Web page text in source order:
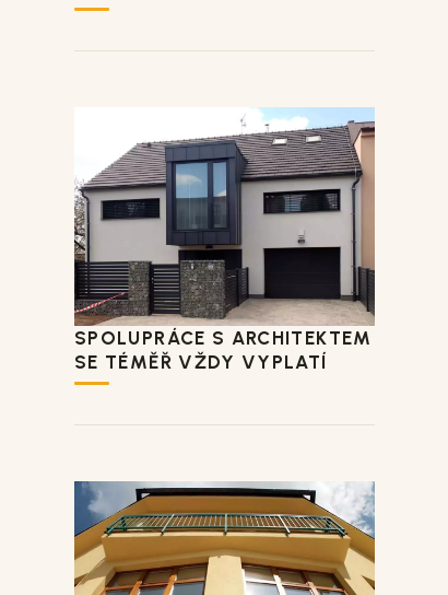
SPOLUPRÁCE S ARCHITEKTEM
SE TÉMĚŘ VŽDY VYPLATÍ